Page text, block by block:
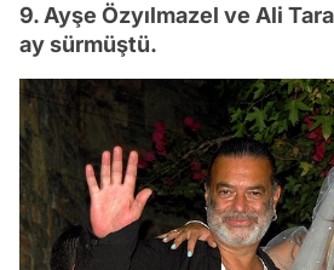
9. Ayşe Özyılmazel ve Ali
ay sürmüştü.